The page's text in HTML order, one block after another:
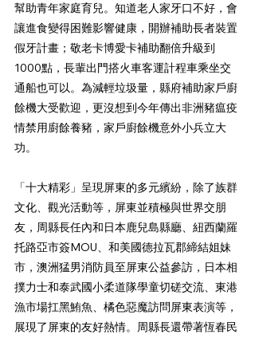
幫助青年家庭育兒。知道老人家牙口不好，會
讓進食變得困難影響健康，開辦補助長者裝置
假牙計畫；敬老卡博愛卡補助翻倍升級到
1000點，長輩出門搭火車客運計程車乘坐交
通船也可以。為減輕垃圾量，縣府補助家戶廚
餘機大受歡迎，更沒想到今年傳出非洲豬瘟疫
情禁用廚餘養豬，家戶廚餘機意外小兵立大
功。
「十大精彩」呈現屏東的多元繽紛，除了族群
文化、觀光活動等，屏東並積極與世界交朋
友，周縣長任內和日本鹿兒島縣廳、紐西蘭羅
托路亞市簽MOU、和美國德拉瓦郡締結姐妹
市，澳洲猛男消防員至屏東公益參訪，日本相
撲力士和泰武國小柔道隊學童切磋交流、東港
漁市場扛黑鮪魚、橘色惡魔訪問屏東表演等，
展現了屏東的友好熱情。周縣長還帶著恆春民